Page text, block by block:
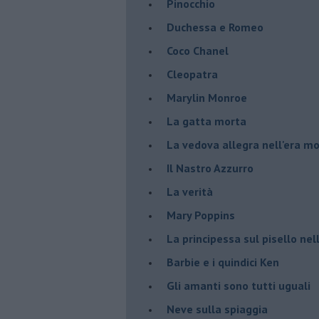
Pinocchio
Duchessa e Romeo
Coco Chanel
Cleopatra
Marylin Monroe
La gatta morta
La vedova allegra nell'era
​Il Nastro Azzurro
La verità
Mary Poppins
La principessa sul pisello
Barbie e i quindici Ken
Gli amanti sono tutti uguali
Neve sulla spiaggia